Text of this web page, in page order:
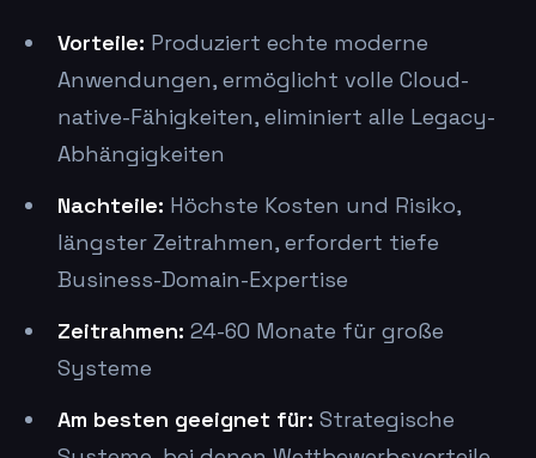
Vorteile: Produziert echte moderne
Anwendungen, ermöglicht volle Cloud-
native-Fähigkeiten, eliminiert alle Legacy-
Abhängigkeiten
Nachteile: Höchste Kosten und Risiko,
längster Zeitrahmen, erfordert tiefe
Business-Domain-Expertise
Zeitrahmen: 24-60 Monate für große
Systeme
Am besten geeignet für: Strategische